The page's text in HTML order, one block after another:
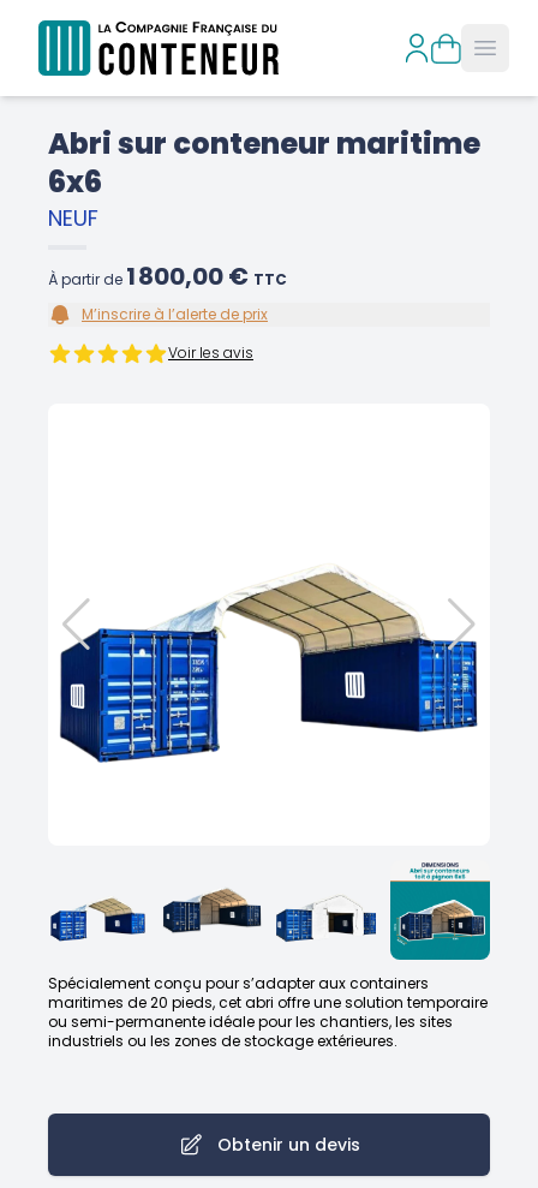
Abri sur conteneur maritime
6x6
NEUF
À partir de 1 800,00 € TTC
M’inscrire à l’alerte de prix
Voir les avis
Spécialement conçu pour s’adapter aux containers
maritimes de 20 pieds, cet abri offre une solution temporaire
ou semi-permanente idéale pour les chantiers, les sites
industriels ou les zones de stockage extérieures.
Obtenir un devis